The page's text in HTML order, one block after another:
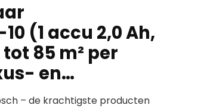
(1 accu 2,0 Ah,
85 m² per
en…
– de krachtigste producten